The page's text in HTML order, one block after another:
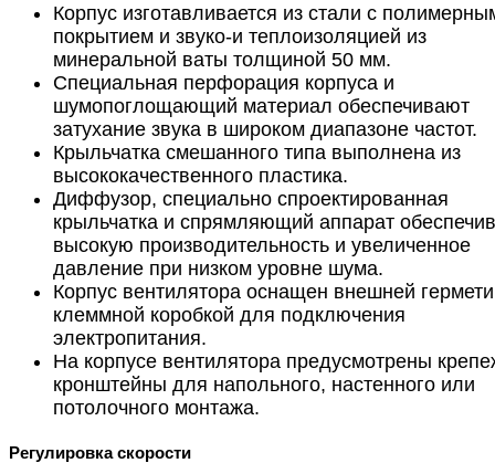
Корпус изготавливается из стали с
покрытием и звуко-и теплоизоляцией из
минеральной ваты толщиной 50 мм.
Специальная перфорация корпуса и
шумопоглощающий материал обеспечивают
затухание звука в широком диапазоне частот.
Крыльчатка смешанного типа выполнена из
высококачественного пластика.
Диффузор, специально спроектированная
крыльчатка и спрямляющий аппарат
высокую производительность и увеличенное
давление при низком уровне шума.
Корпус вентилятора оснащен внешней
клеммной коробкой для подключения
электропитания.
На корпусе вентилятора предусмотрены
кронштейны для напольного, настенного или
потолочного монтажа.
Регулировка скорости